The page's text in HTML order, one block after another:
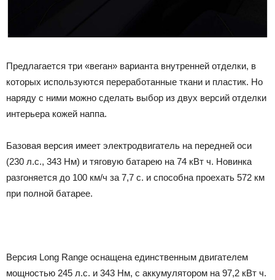
Предлагается три «веган» варианта внутренней отделки, в
которых используются переработанные ткани и пластик. Но
наряду с ними можно сделать выбор из двух версий отделки
интерьера кожей наппа.
Базовая версия имеет электродвигатель на передней оси
(230 л.с., 343 Нм) и тяговую батарею на 74 кВт ч. Новинка
разгоняется до 100 км/ч за 7,7 с. и способна проехать 572 км
при полной батарее.
Версия Long Range оснащена единственным двигателем
мощностью 245 л.с. и 343 Нм, с аккумулятором на 97,2 кВт ч.